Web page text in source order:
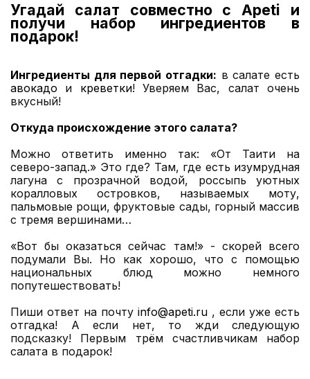
Угадай салат совместно с Apeti и
получи набор ингредиентов в
подарок!
Ингредиенты для первой отгадки: в салате есть
авокадо и креветки! Уверяем Вас, салат очень
вкусный!
Откуда происхождение этого салата?
Можно ответить именно так: «От Таити на
северо-запад.» Это где? Там, где есть изумрудная
лагуна с прозрачной водой, россыпь уютных
коралловых островков, называемых моту,
пальмовые рощи, фруктовые сады, горный массив
с тремя вершинами…
«Вот бы оказаться сейчас там!» - скорей всего
подумали Вы. Но как хорошо, что с помощью
национальных блюд можно немного
попутешествовать!
Пиши ответ на почту info@apeti.ru , если уже есть
отгадка! А если нет, то жди следующую
подсказку! Первым трём счастливчикам набор
салата в подарок!